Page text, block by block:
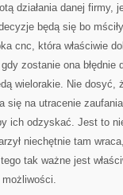
działania danej firmy,
będą się bo
cnc, która właściwie
zostanie ona
wielorakie. Nie
się na utracenie
ich odzyskać. Jest to
niechętnie tam
tak ważne jest